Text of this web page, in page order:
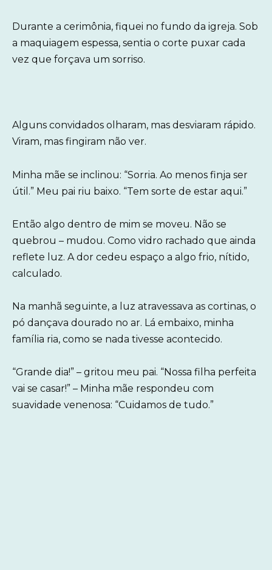
Durante a cerimônia, fiquei no fundo da igreja. Sob
a maquiagem espessa, sentia o corte puxar cada
vez que forçava um sorriso.
Alguns convidados olharam, mas desviaram rápido.
Viram, mas fingiram não ver.
Minha mãe se inclinou: “Sorria. Ao menos finja ser
útil.” Meu pai riu baixo. “Tem sorte de estar aqui.”
Então algo dentro de mim se moveu. Não se
quebrou – mudou. Como vidro rachado que ainda
reflete luz. A dor cedeu espaço a algo frio, nítido,
calculado.
Na manhã seguinte, a luz atravessava as cortinas, o
pó dançava dourado no ar. Lá embaixo, minha
família ria, como se nada tivesse acontecido.
“Grande dia!” – gritou meu pai. “Nossa filha perfeita
vai se casar!” – Minha mãe respondeu com
suavidade venenosa: “Cuidamos de tudo.”